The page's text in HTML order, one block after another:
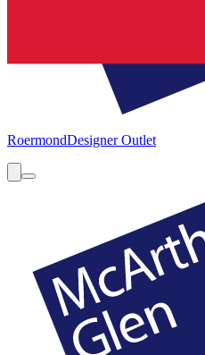
RoermondDesigner Outlet